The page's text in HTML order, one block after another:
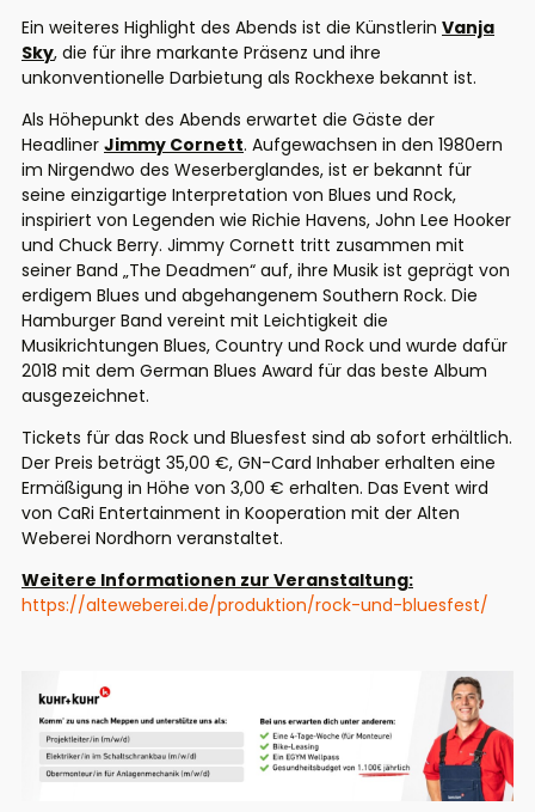
Ein weiteres Highlight des Abends ist die Künstlerin Vanja
Sky, die für ihre markante Präsenz und ihre
unkonventionelle Darbietung als Rockhexe bekannt ist.
Als Höhepunkt des Abends erwartet die Gäste der
Headliner Jimmy Cornett. Aufgewachsen in den 1980ern
im Nirgendwo des Weserberglandes, ist er bekannt für
seine einzigartige Interpretation von Blues und Rock,
inspiriert von Legenden wie Richie Havens, John Lee Hooker
und Chuck Berry. Jimmy Cornett tritt zusammen mit
seiner Band „The Deadmen“ auf, ihre Musik ist geprägt von
erdigem Blues und abgehangenem Southern Rock. Die
Hamburger Band vereint mit Leichtigkeit die
Musikrichtungen Blues, Country und Rock und wurde dafür
2018 mit dem German Blues Award für das beste Album
ausgezeichnet.
Tickets für das Rock und Bluesfest sind ab sofort erhältlich.
Der Preis beträgt 35,00 €, GN-Card Inhaber erhalten eine
Ermäßigung in Höhe von 3,00 € erhalten. Das Event wird
von CaRi Entertainment in Kooperation mit der Alten
Weberei Nordhorn veranstaltet.
Weitere Informationen zur Veranstaltung:
https://alteweberei.de/produktion/rock-und-bluesfest/